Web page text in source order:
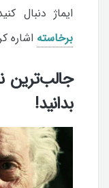
ایماژ دنبال
برخاسته اشاره
جالب‌ترین
بدانید!